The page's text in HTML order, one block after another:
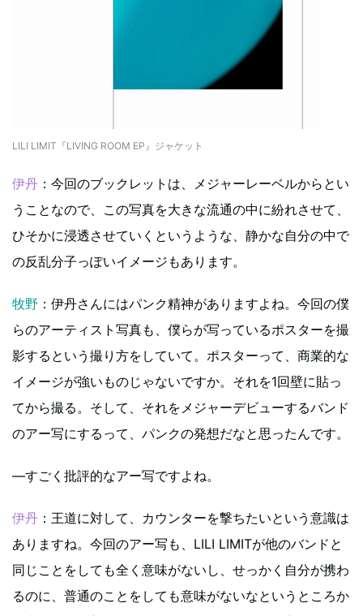
LILI LIMIT『LIVING ROOM EP』ジャケット
伊丹 ：今回のブックレットは、メジャーレーベルからとい
うことなので、この写真を大きな流通の中に紛れさせて、
ひそかに浸透させていくというような、静かな自分の中で
の反乱分子っぽいイメージもあります。
牧野 ：伊丹さんにはパンク精神がありますよね。今回の僕
らのアーティスト写真も、僕らが写っているポスターを撮
影するという撮り方をしていて。ポスターって、商業的な
イメージが強いものじゃないですか。それを1回壁に貼っ
てから撮る。そして、それをメジャーデビューするバンド
のアー写にするって、パンクの発想だなと思ったんです。
―すごく批評的なアー写ですよね。
伊丹 ：王道に対して、カウンターを撃ちたいという意識は
ありますね。今回のアー写も、LILI LIMITが他のバンドと
同じことをしても全く意味がないし、せっかく自分が携わ
るのに、普通のことをしても意味がないなというところか